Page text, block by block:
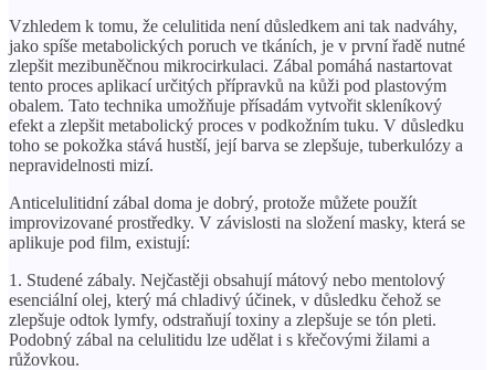
Vzhledem k tomu, že celulitida není důsledkem ani tak nadváhy,
jako spíše metabolických poruch ve tkáních, je v první řadě nutné
zlepšit mezibuněčnou mikrocirkulaci. Zábal pomáhá nastartovat
tento proces aplikací určitých přípravků na kůži pod plastovým
obalem. Tato technika umožňuje přísadám vytvořit skleníkový
efekt a zlepšit metabolický proces v podkožním tuku. V důsledku
toho se pokožka stává hustší, její barva se zlepšuje, tuberkulózy a
nepravidelnosti mizí.
Anticelulitidní zábal doma je dobrý, protože můžete použít
improvizované prostředky. V závislosti na složení masky, která se
aplikuje pod film, existují:
1. Studené zábaly. Nejčastěji obsahují mátový nebo mentolový
esenciální olej, který má chladivý účinek, v důsledku čehož se
zlepšuje odtok lymfy, odstraňují toxiny a zlepšuje se tón pleti.
Podobný zábal na celulitidu lze udělat i s křečovými žilami a
růžovkou.